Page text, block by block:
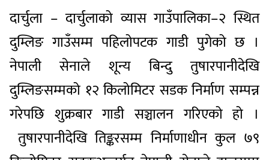
दार्चुला – दार्चुलाको व्यास गाउँपालिका–२ स्थित
दुम्लिङ गाउँसम्म पहिलोपटक गाडी पुगेको छ ।
नेपाली सेनाले शून्य बिन्दु तुषारपानीदेखि
दुम्लिङसम्मको १२ किलोमिटर सडक निर्माण सम्पन्न
गरेपछि शुक्रबार गाडी सञ्चालन गरिएको हो ।
तुषारपानीदेखि तिङ्करसम्म निर्माणाधीन कुल ७९